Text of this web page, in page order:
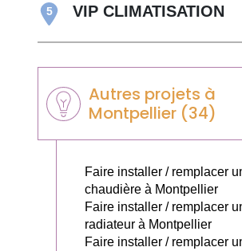
5 VIP CLIMATISATION
Autres projets à
Montpellier (34)
Faire installer / remplacer
chaudière à Montpellier
Faire installer / remplacer
radiateur à Montpellier
Faire installer / remplacer